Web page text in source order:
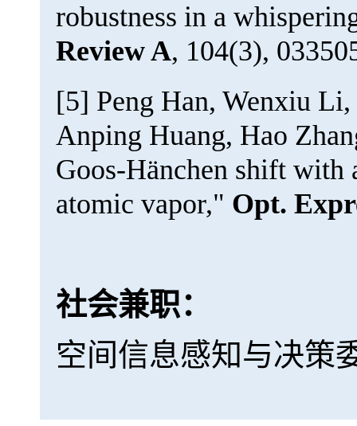
robustness in a
Review A, 104(3),
[5] Peng Han, Wenxiu
Anping Huang, Hao
Goos-Hänchen shift with
atomic vapor," Opt.
社会兼职：
空间信息感知与决策